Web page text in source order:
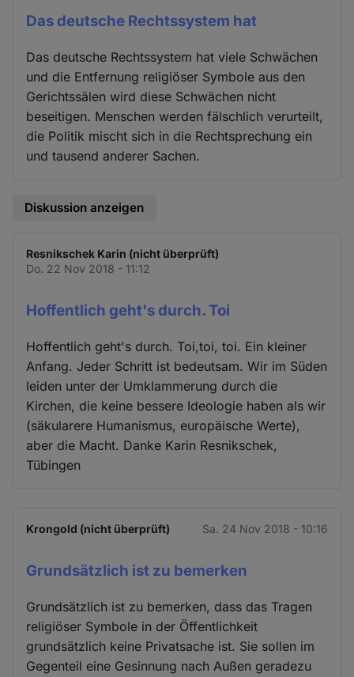
Das deutsche Rechtssystem hat
Das deutsche Rechtssystem hat viele Schwächen
und die Entfernung religiöser Symbole aus den
Gerichtssälen wird diese Schwächen nicht
beseitigen. Menschen werden fälschlich verurteilt,
die Politik mischt sich in die Rechtsprechung ein
und tausend anderer Sachen.
Diskussion anzeigen
Resnikschek Karin (nicht überprüft)
Do. 22 Nov 2018 - 11:12
Hoffentlich geht's durch. Toi
Hoffentlich geht's durch. Toi,toi, toi. Ein kleiner
Anfang. Jeder Schritt ist bedeutsam. Wir im Süden
leiden unter der Umklammerung durch die
Kirchen, die keine bessere Ideologie haben als wir
(säkularere Humanismus, europäische Werte),
aber die Macht. Danke Karin Resnikschek,
Tübingen
Krongold (nicht überprüft) Sa. 24 Nov 2018 - 10:16
Grundsätzlich ist zu bemerken
Grundsätzlich ist zu bemerken, dass das Tragen
religiöser Symbole in der Öffentlichkeit
grundsätzlich keine Privatsache ist. Sie sollen im
Gegenteil eine Gesinnung nach Außen geradezu